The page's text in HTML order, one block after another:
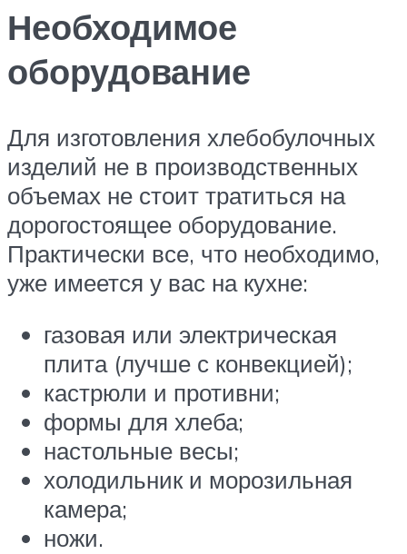
Необходимое
оборудование
Для изготовления хлебобулочных
изделий не в производственных
объемах не стоит тратиться на
дорогостоящее оборудование.
Практически все, что необходимо,
уже имеется у вас на кухне:
газовая или электрическая
плита (лучше с конвекцией);
кастрюли и противни;
формы для хлеба;
настольные весы;
холодильник и морозильная
камера;
ножи.